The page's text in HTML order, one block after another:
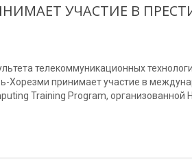
УЧАСТИЕ В
телекоммуникационных
Хорезми принимает участие в
Training Program, организованной